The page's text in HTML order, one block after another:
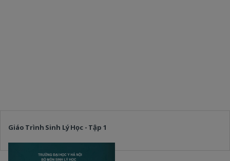
Giáo Trình Sinh Lý Học - Tập 1